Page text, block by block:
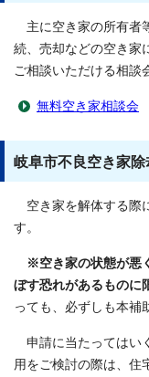
主に空き家の所有者
続、売却などの空き家
ご相談いただける相談
無料空き家相談会
岐阜市不良空き家
空き家を解体する際
す。
※空き家の状態が悪
ぼす恐れがあるものに
っても、必ずしも本補
申請に当たってはい
用をご検討の際は、住